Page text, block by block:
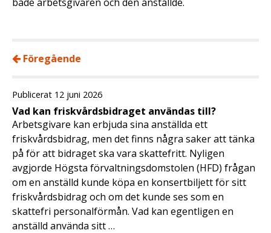
Föregående
Publicerat 12 juni 2026
Vad kan friskvårdsbidraget användas till?
Arbetsgivare kan erbjuda sina anställda ett
friskvårdsbidrag, men det finns några saker att tänka
på för att bidraget ska vara skattefritt. Nyligen
avgjorde Högsta förvaltningsdomstolen (HFD) frågan
om en anställd kunde köpa en konsertbiljett för sitt
friskvårdsbidrag och om det kunde ses som en
skattefri personalförmån. Vad kan egentligen en
anställd använda sitt …